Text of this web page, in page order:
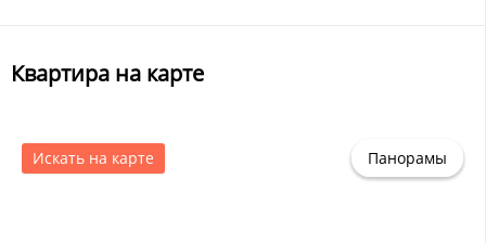
Квартира на карте
Искать на карте Панорамы